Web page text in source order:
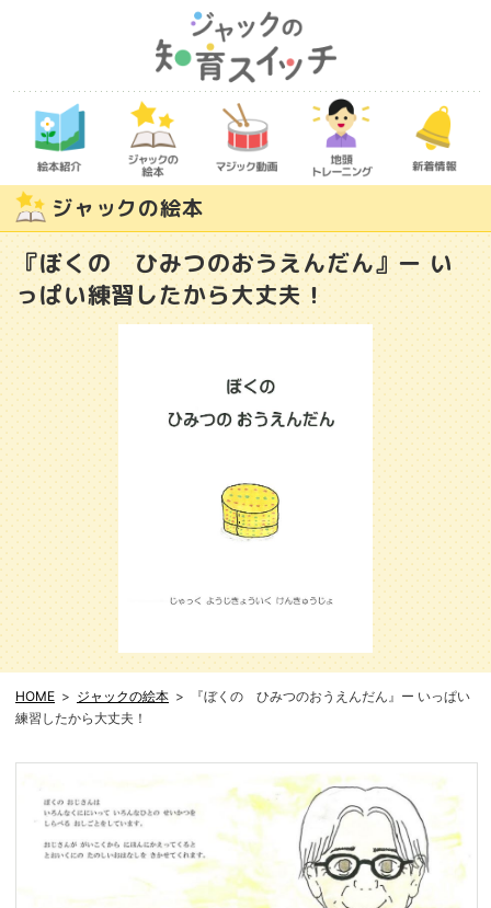
ジャックの絵本
『ぼくの ひみつのおうえんだん』ー い
っぱい練習したから大丈夫！
HOME ジャックの絵本
『ぼくの ひみつのおうえんだん』ー いっぱい
練習したから大丈夫！